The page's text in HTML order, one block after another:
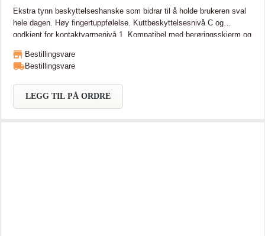
Ekstra tynn beskyttelseshanske som bidrar til å holde brukeren sval
hele dagen. Høy fingertuppfølelse. Kuttbeskyttelsesnivå C og
godkjent for kontaktvarmenivå 1. Kompatibel med berøringsskjerm og
Bestillingsvare
Bestillingsvare
LEGG TIL PÅ ORDRE